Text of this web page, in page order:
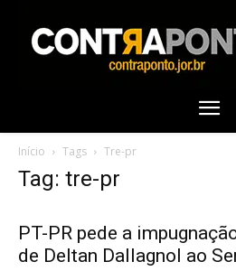
Início Tags Tre-pr
Tag: tre-pr
PT-PR pede a
de Deltan Dallagnol ao